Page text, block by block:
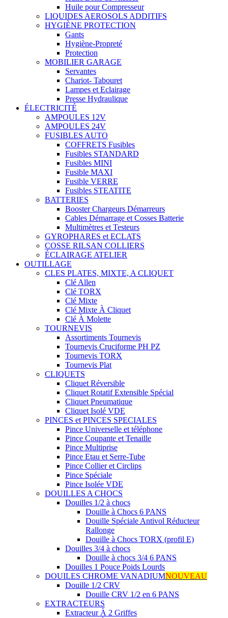
Huile pour Compresseur
LIQUIDES AEROSOLS ADDITIFS
HYGIÈNE PROTECTION
Gants
Hygiène-Propreté
Protection
MOBILIER GARAGE
Servantes
Chariot- Tabouret
Lampes et Eclairage
Presse Hydraulique
ÉLECTRICITÉ
AMPOULES 12V
AMPOULES 24V
FUSIBLES AUTO
COFFRETS Fusibles
Fusibles STANDARD
Fusibles MINI
Fusible MAXI
Fusible VERRE
Fusibles STEATITE
BATTERIES
Booster Chargeurs Démarreurs
Cables Démarrage et Cosses Batterie
Multimètres et Testeurs
GYROPHARES et ECLATS
COSSE RILSAN COLLIERS
ÉCLAIRAGE ATELIER
OUTILLAGE
CLES PLATES, MIXTE, A CLIQUET
Clé Allen
Clé TORX
Clé Mixte
Clé Mixte À Cliquet
Clé À Molette
TOURNEVIS
Assortiments Tournevis
Tournevis Cruciforme PH PZ
Tournevis TORX
Tournevis Plat
CLIQUETS
Cliquet Réversible
Cliquet Rotatif Extensible Spécial
Cliquet Pneumatique
Cliquet Isolé VDE
PINCES et PINCES SPECIALES
Pince Universelle et téléphone
Pince Coupante et Tenaille
Pince Multiprise
Pince Etau et Serre-Tube
Pince Collier et Circlips
Pince Spéciale
Pince Isolée VDE
DOUILLES A CHOCS
Douilles 1/2 à chocs
Douille à Chocs 6 PANS
Douille Spéciale Antivol Réducteur
Rallonge
Douille à Chocs TORX (profil E)
Douilles 3/4 à chocs
Douille à chocs 3/4 6 PANS
Douilles 1 Pouce Poids Lourds
DOUILES CHROME VANADIUMNOUVEAU
Douille 1/2 CRV
Douille CRV 1/2 en 6 PANS
EXTRACTEURS
Extracteur À 2 Griffes